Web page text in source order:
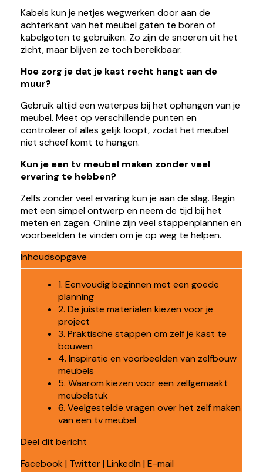
Kabels kun je netjes wegwerken door aan de
achterkant van het meubel gaten te boren of
kabelgoten te gebruiken. Zo zijn de snoeren uit het
zicht, maar blijven ze toch bereikbaar.
Hoe zorg je dat je kast recht hangt aan de
muur?
Gebruik altijd een waterpas bij het ophangen van je
meubel. Meet op verschillende punten en
controleer of alles gelijk loopt, zodat het meubel
niet scheef komt te hangen.
Kun je een tv meubel maken zonder veel
ervaring te hebben?
Zelfs zonder veel ervaring kun je aan de slag. Begin
met een simpel ontwerp en neem de tijd bij het
meten en zagen. Online zijn veel stappenplannen en
voorbeelden te vinden om je op weg te helpen.
Inhoudsopgave
1. Eenvoudig beginnen met een goede
planning
2. De juiste materialen kiezen voor je
project
3. Praktische stappen om zelf je kast te
bouwen
4. Inspiratie en voorbeelden van zelfbouw
meubels
5. Waarom kiezen voor een zelfgemaakt
meubelstuk
6. Veelgestelde vragen over het zelf maken
van een tv meubel
Deel dit bericht
Facebook| Twitter| LinkedIn | E-mail